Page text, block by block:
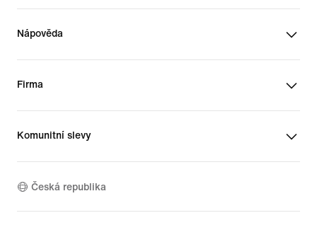
Nápověda
Firma
Komunitní slevy
Česká republika